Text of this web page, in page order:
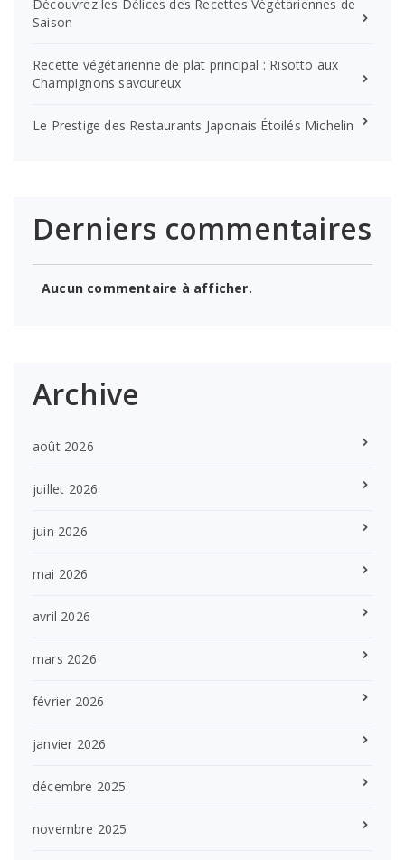
Découvrez les Délices des Recettes Végétariennes de
Saison
Recette végétarienne de plat principal : Risotto aux
Champignons savoureux
Le Prestige des Restaurants Japonais Étoilés Michelin
Derniers commentaires
Aucun commentaire à afficher.
Archive
août 2026
juillet 2026
juin 2026
mai 2026
avril 2026
mars 2026
février 2026
janvier 2026
décembre 2025
novembre 2025